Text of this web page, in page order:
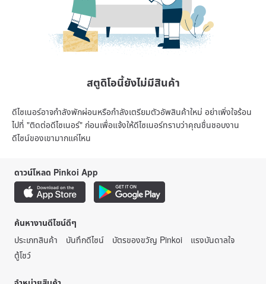
สตูดิโอนี้ยังไม่มีสินค้า
ดีไซเนอร์อาจกำลังพักผ่อนหรือกำลังเตรียมตัวอัพสินค้าใหม่ อย่าเพิ่งใจร้อน
ไปที่ "ติดต่อดีไซเนอร์" ก่อนเพื่อแจ้งให้ดีไซเนอร์ทราบว่าคุณชื่นชอบงาน
ดีไซน์ของเขามากแค่ไหน
ดาวน์โหลด Pinkoi App
ค้นหางานดีไซน์ดีๆ
ประเภทสินค้า
บันทึกดีไซน์ บัตรของขวัญ Pinkoi
แรงบันดาลใจ
ตู้โชว์